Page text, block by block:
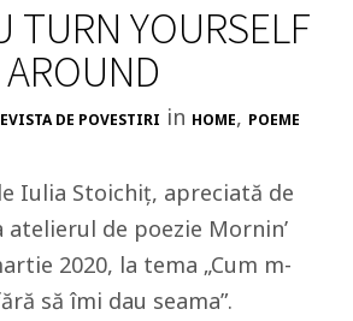
TURN YOURSELF
AROUND
DE POVESTIRI in HOME, POEME
Iulia Stoichiț, apreciată de
atelierul de poezie Mornin’
2020, la tema „Cum m-
să îmi dau seama”.